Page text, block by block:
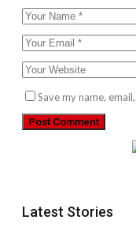
Save my name,
Latest Stories